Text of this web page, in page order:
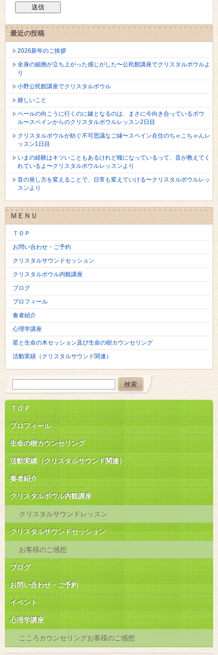
最近の投稿
2026新年のご挨拶
全身の細胞が立ち上がった感じがした〜公民館講座でクリスタルボウルよ
り
小野公民館講座でクリスタルボウル
嬉しいこと
ベールの向こうに行くのに鍵となるのは、まさに今向き合っているボウ
ル〜スペインからのクリスタルボウルレッスン2日目
クリスタルボウルが紡ぐ不可思議なご縁〜スペイン在住のちゃこちゃんレ
ッスン1日目
いまの経験はキツいこともあるけれど糧になっているって、音が教えてく
れているよ〜クリスタルボウルレッスンより
音の発し方を変えることで、日常も変えていける〜クリスタルボウルレッ
スンより
ＭＥＮＵ
ＴＯＰ
お問い合わせ・ご予約
クリスタルサウンドセッション
クリスタルボウル内観講座
ブログ
プロフィール
奏者紹介
心理学講座
星と生命の木セッション及び生命の樹カウンセリング
活動実績（クリスタルサウンド関連）
ＴＯＰ
プロフィール
生命の樹カウンセリング
活動実績（クリスタルサウンド関連）
奏者紹介
クリスタルボウル内観講座
クリスタルサウンドレッスン
クリスタルサウンドセッション
お客様のご感想
ブログ
お問い合わせ・ご予約
イベント
心理学講座
こころカウンセリングお客様のご感想